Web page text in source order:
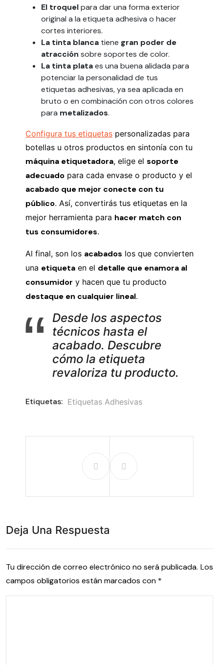
El troquelpara dar una forma exterior
original a la etiqueta adhesiva o hacer
cortes interiores.
La tinta blanca tiene gran poder de
atracción sobre soportes de color.
La tinta plataes una buena alidada para
potenciar la personalidad de tus
etiquetas adhesivas, ya sea aplicada en
bruto o en combinación con otros colores
para metalizados.
Configura tus etiquetas personalizadas para
botellas u otros productos en sintonía con tu
máquina etiquetadora, elige el soporte
adecuado para cada envase o producto y el
acabado que mejor conecte con tu
público. Así, convertirás tus etiquetas en la
mejor herramienta para hacer match con
tus consumidores.
Al final, son los acabados los que convierten
una etiqueta en el detalle que enamora al
consumidor y hacen que tu producto
destaque en cualquier lineal.
Desde los aspectos
técnicos hasta el
acabado. Descubre
cómo la etiqueta
revaloriza tu producto.
Etiquetas: Etiquetas Adhesivas
Deja Una Respuesta
Tu dirección de correo electrónico no será publicada. Los
campos obligatorios están marcados con *